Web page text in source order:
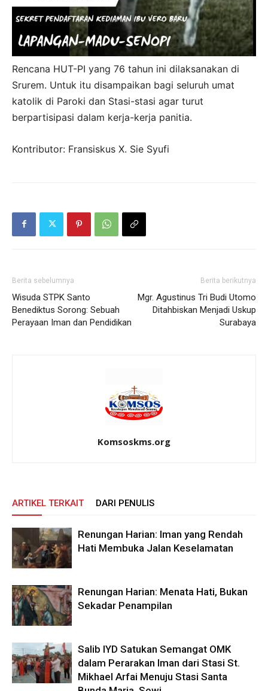
Rencana HUT-PI yang 76 tahun ini dilaksanakan di
Srurem. Untuk itu disampaikan bagi seluruh umat
katolik di Paroki dan Stasi-stasi agar turut
berpartisipasi dalam kerja-kerja panitia.
Kontributor: Fransiskus X. Sie Syufi
Berita sebelumnya
Wisuda STPK Santo
Benediktus Sorong: Sebuah
Perayaan Iman dan Pendidikan
Berita berikutnya
Mgr. Agustinus Tri Budi Utomo
Ditahbiskan Menjadi Uskup
Surabaya
Komsoskms.org
ARTIKEL TERKAIT DARI PENULIS
Renungan Harian: Iman yang Rendah
Hati Membuka Jalan Keselamatan
Renungan Harian: Menata Hati, Bukan
Sekadar Penampilan
Salib IYD Satukan Semangat OMK
dalam Perarakan Iman dari Stasi St.
Mikhael Arfai Menuju Stasi Santa